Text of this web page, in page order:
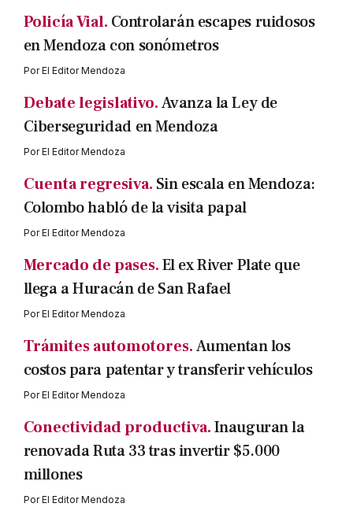
Policía Vial. Controlarán escapes ruidosos
en Mendoza con sonómetros
PorEl Editor Mendoza
Debate legislativo.Avanza la Ley de
Ciberseguridad en Mendoza
PorEl Editor Mendoza
Cuenta regresiva. Sin escala en Mendoza:
Colombo habló de la visita papal
PorEl Editor Mendoza
Mercado de pases.El ex River Plate que
llega a Huracán de San Rafael
PorEl Editor Mendoza
Trámites automotores.Aumentan los
costos para patentar y transferir vehículos
PorEl Editor Mendoza
Conectividad productiva.Inauguran la
renovada Ruta 33 tras invertir $5.000
millones
PorEl Editor Mendoza